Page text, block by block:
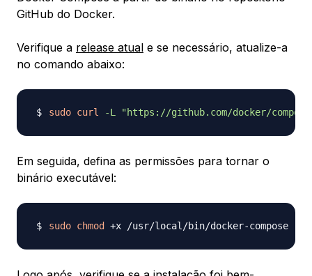
GitHub do Docker.
Verifique a release atual e se necessário, atualize-a
no comando abaixo:
sudo curl -L "https://github.com/docker/
Em seguida, defina as permissões para tornar o
binário executável:
sudo chmod